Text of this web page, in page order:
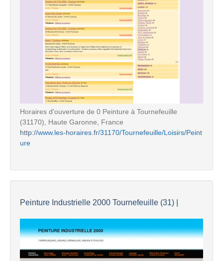
Horaires d'ouverture de 0 Peinture à Tournefeuille
(31170), Haute Garonne, France
http://www.les-horaires.fr/31170/Tournefeuille/Loisirs/Peint
ure
Peinture Industrielle 2000 Tournefeuille (31) |